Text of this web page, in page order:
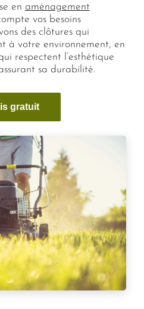
en aménagement
vos besoins
des clôtures qui
à votre environnement, en
respectent l’esthétique
sa durabilité.
gratuit